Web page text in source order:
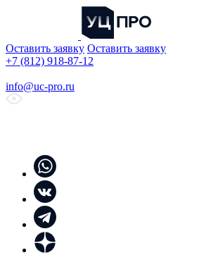
Оставить заявку Оставить заявку
+7 (812) 918-87-12
info@uc-pro.ru